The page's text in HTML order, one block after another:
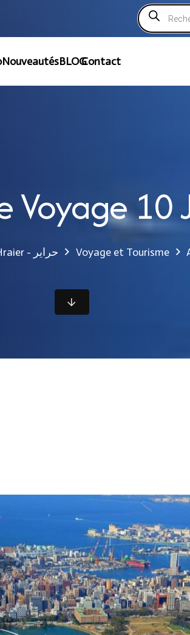
Recherche
de
produits
NouveautésBLOGContact
Voyage 10
Hraier - حراير Voyage et Tourisme